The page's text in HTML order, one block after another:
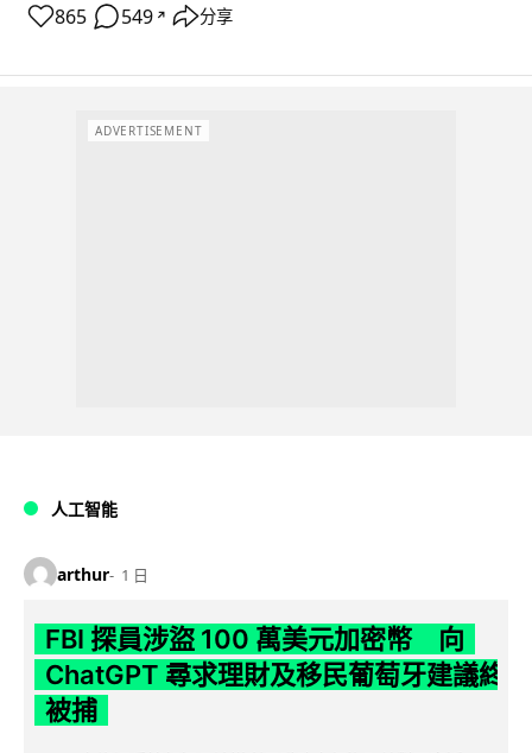
865 549 ↗ 分享
ADVERTISEMENT
人工智能
arthur 1 日
FBI 探員涉盜 100 萬美元加密幣 向
ChatGPT 尋求理財及移民葡萄牙建議終
被捕